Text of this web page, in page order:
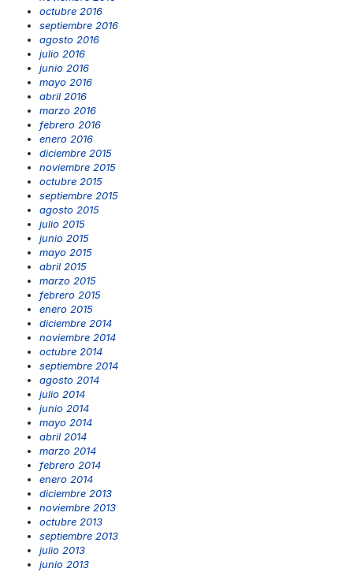
octubre 2016
septiembre 2016
agosto 2016
julio 2016
junio 2016
mayo 2016
abril 2016
marzo 2016
febrero 2016
enero 2016
diciembre 2015
noviembre 2015
octubre 2015
septiembre 2015
agosto 2015
julio 2015
junio 2015
mayo 2015
abril 2015
marzo 2015
febrero 2015
enero 2015
diciembre 2014
noviembre 2014
octubre 2014
septiembre 2014
agosto 2014
julio 2014
junio 2014
mayo 2014
abril 2014
marzo 2014
febrero 2014
enero 2014
diciembre 2013
noviembre 2013
octubre 2013
septiembre 2013
julio 2013
junio 2013